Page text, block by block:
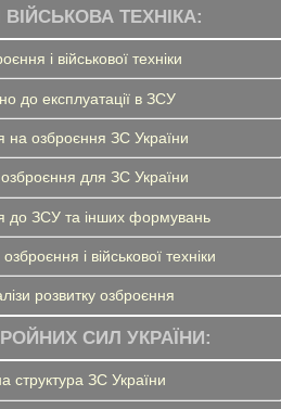
ТЕХНІКА:
і військової техніки
до експлуатації в ЗСУ
на озброєння ЗС України
для ЗС України
до ЗСУ та інших формувань
і військової техніки
розвитку озброєння
СИЛ УКРАЇНИ:
структура ЗС України